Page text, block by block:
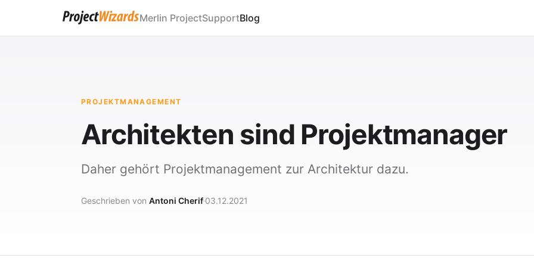
Merlin ProjectSupportBlog
PROJEKTMANAGEMENT
Architekten sind Projektmanager
Daher gehört Projektmanagement zur Architektur dazu.
Geschrieben von Antoni Cherif 03.12.2021